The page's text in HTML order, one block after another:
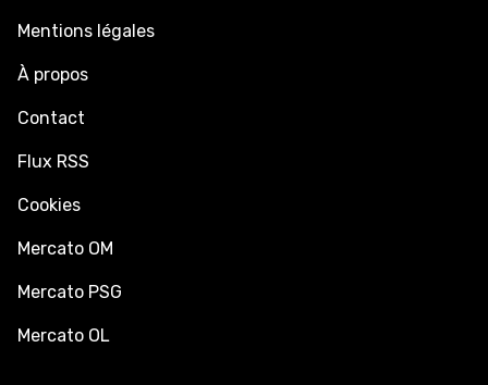
Mentions légales
À propos
Contact
Flux RSS
Cookies
Mercato OM
Mercato PSG
Mercato OL